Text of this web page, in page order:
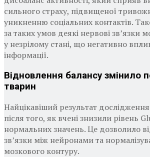
сильного страху, підвищеної
уникненню соціальних контактів.
за таких умов деякі нервові зв’язки
у незрілому стані, що негативно
інформації.
Відновлення балансу змінило
тварин
Найцікавіший результат
після того, як вчені знизили рівень
нормальних значень. Це дозволило
зв’язки між нейронами та
мозкового контуру.